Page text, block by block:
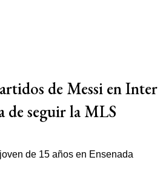
de Messi en Inter
seguir la MLS